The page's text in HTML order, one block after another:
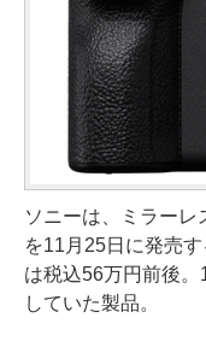
ソニーは、ミラーレ
を11月25日に発売
は税込56万円前後
していた製品。